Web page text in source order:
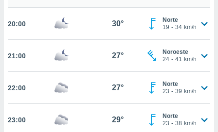
sitio
IP e
seus
tal,
20:00 30°
Norte
19 - 34 km/h
21:00 27°
Noroeste
24 - 41 km/h
22:00 27°
Norte
23 - 39 km/h
23:00 29°
Norte
23 - 38 km/h